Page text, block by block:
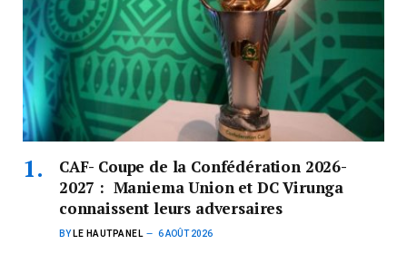
CAF- Coupe de la Confédération 2026-
2027 : Maniema Union et DC Virunga
connaissent leurs adversaires
BY LE HAUTPANEL 6 AOÛT 2026